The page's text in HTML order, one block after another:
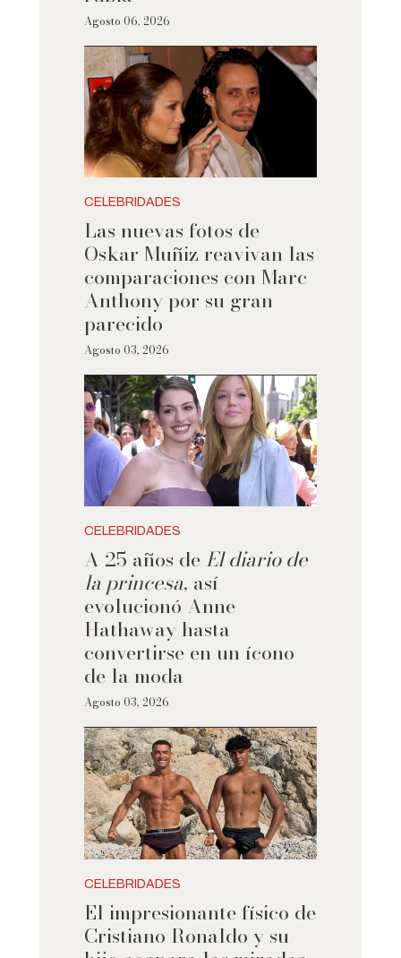
Agosto 06, 2026
CELEBRIDADES
Las nuevas fotos de
Oskar Muñiz reavivan las
comparaciones con Marc
Anthony por su gran
parecido
Agosto 03, 2026
CELEBRIDADES
A 25 años de El diario de
la princesa, así
evolucionó Anne
Hathaway hasta
convertirse en un ícono
de la moda
Agosto 03, 2026
CELEBRIDADES
El impresionante físico de
Cristiano Ronaldo y su